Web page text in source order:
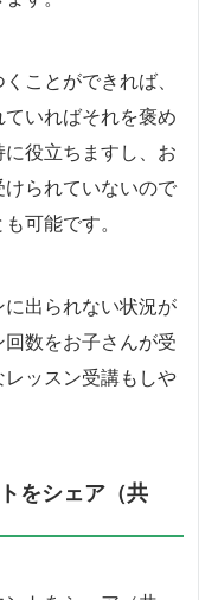
ことができれば、
いればそれを褒め
役立ちますし、お
られていないので
可能です。
出られない状況が
数をお子さんが受
ッスン受講もしや
をシェア（共